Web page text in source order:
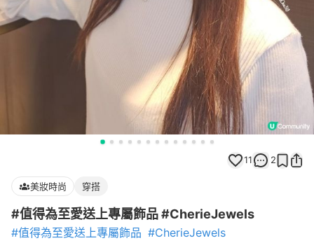
11 2
美妝時尚 穿搭
#值得為至愛送上專屬飾品 #CherieJewels
#值得為至愛送上專屬飾品 #CherieJewels